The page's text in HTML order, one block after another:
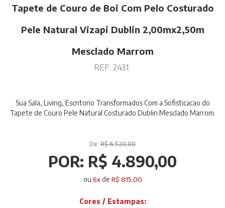
Tapete de Couro de Boi Com Pelo Costurado
Pele Natural Vizapi Dublin 2,00mx2,50m
Mesclado Marrom
REF: 2431
Sua Sala, Living, Escritorio Transformados Com a Sofisticacao do
Tapete de Couro Pele Natural Costurado Dublin Mesclado Marrom.
De: R$ 6.520,00
POR: R$ 4.890,00
ou 6xde R$ 815,00
Cores / Estampas: